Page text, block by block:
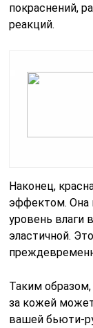
покраснений,
реакций.
Наконец,
эффектом. Она
уровень влаги
эластичной.
Таким
за кожей
вашей бьюти-